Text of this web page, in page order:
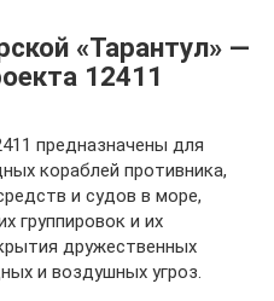
«Тарантул» —
12411
предназначены для
кораблей противника,
и судов в море,
группировок и их
дружественных
и воздушных угроз.